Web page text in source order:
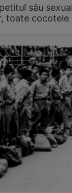
său
toate cocotele